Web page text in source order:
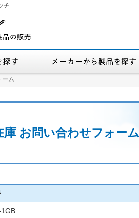
ーム
お問い合わせフォーム
チ
ーム